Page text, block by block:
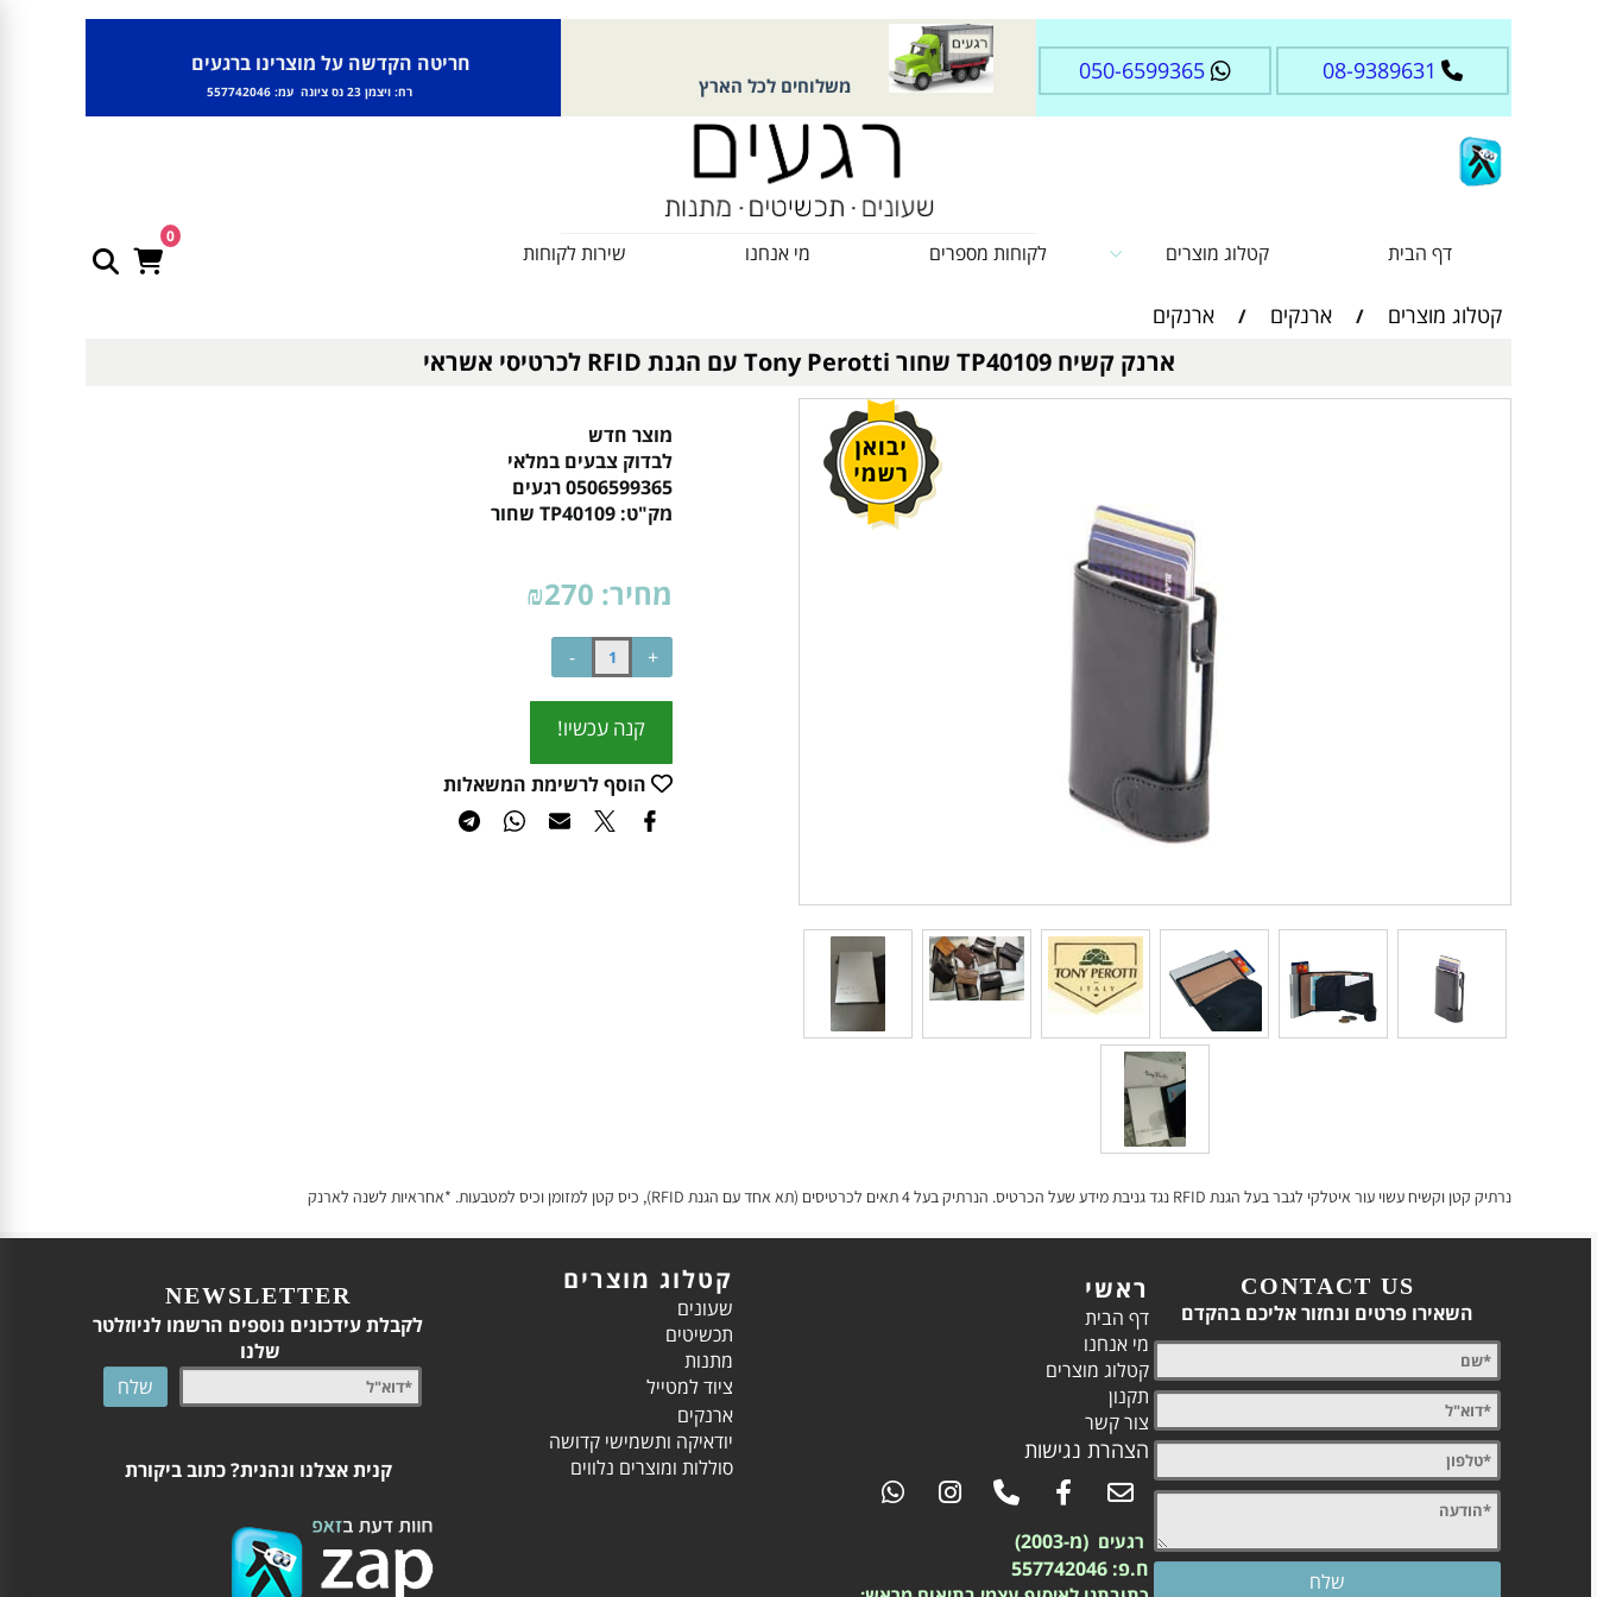
08-9389631
050-6599365
משלוחים לכל הארץ
חריטה הקדשה על מוצרינו ברגעים
רח: ויצמן 23 נס ציונה עמ: 557742046
0
דף הבית קטלוג מוצרים לקוחות מספרים מי אנחנו שירות לקוחות
קטלוג מוצרים / ארנקים / ארנקים
ארנק קשיח TP40109 שחור Tony Perotti עם הגנת RFID לכרטיסי אשראי
מוצר חדש
לבדוק צבעים במלאי
0506599365 רגעים
מק"ט: TP40109 שחור
מחיר: ₪270
קנה עכשיו!
הוסף לרשימת המשאלות
נרתיק קטן וקשיח עשוי עור איטלקי לגבר בעל הגנת RFID נגד גניבת מידע שעל הכרטיס. הנרתיק בעל 4 תאים לכרטיסים (תא אחד עם הגנת RFID), כיס קטן למזומן וכיס למטבעות. *אחראיות לשנה לארנק
CONTACT US
השאירו פרטים ונחזור אליכם בהקדם
ראשי
דף הבית
מי אנחנו
קטלוג מוצרים
תקנון
צור קשר
הצהרת נגישות
רגעים (מ-2003)
ח.פ: 557742046
קטלוג מוצרים
שעונים
תכשיטים
מתנות
ציוד למטייל
ארנקים
יודאיקה ותשמישי קדושה
סוללות ומוצרים נלווים
NEWSLETTER
לקבלת עידכונים נוספים הרשמו לניוזלטר
שלנו
קנית אצלנו ונהנית? כתוב ביקורת